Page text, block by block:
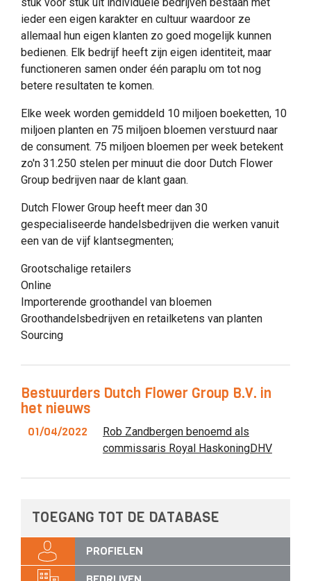
stuk voor stuk uit individuele bedrijven bestaan met
ieder een eigen karakter en cultuur waardoor ze
allemaal hun eigen klanten zo goed mogelijk kunnen
bedienen. Elk bedrijf heeft zijn eigen identiteit, maar
functioneren samen onder één paraplu om tot nog
betere resultaten te komen.
Elke week worden gemiddeld 10 miljoen boeketten, 10
miljoen planten en 75 miljoen bloemen verstuurd naar
de consument. 75 miljoen bloemen per week betekent
zo'n 31.250 stelen per minuut die door Dutch Flower
Group bedrijven naar de klant gaan.
Dutch Flower Group heeft meer dan 30
gespecialiseerde handelsbedrijven die werken vanuit
een van de vijf klantsegmenten;
Grootschalige retailers
Online
Importerende groothandel van bloemen
Groothandelsbedrijven en retailketens van planten
Sourcing
Bestuurders Dutch Flower Group B.V. in
het nieuws
01/04/2022
Rob Zandbergen benoemd als
commissaris Royal HaskoningDHV
TOEGANG TOT DE DATABASE
PROFIELEN